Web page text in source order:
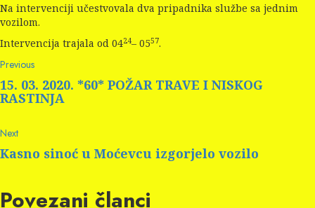
Na intervenciji učestvovala dva pripadnika službe sa jednim
vozilom.
Intervencija trajala od 0424– 0557.
Continue
Reading
PreviousPrevious
post:
15. 03. 2020. *60* POŽAR TRAVE I NISKOG
RASTINJA
NextNext
Kasno sinoć u Moćevcu izgorjelo vozilo
Povezani članci